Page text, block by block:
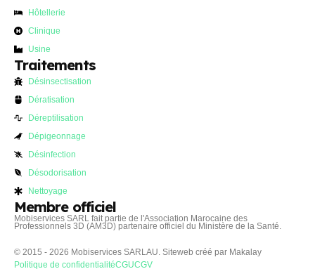
Hôtellerie
Clinique
Usine
Traitements
Désinsectisation
Dératisation
Déreptilisation
Dépigeonnage
Désinfection
Désodorisation
Nettoyage
Membre officiel
Mobiservices SARL fait partie de l'Association Marocaine des
Professionnels 3D (AM3D) partenaire officiel du Ministère de la Santé.
© 2015 - 2026 Mobiservices SARLAU. Siteweb créé par Makalay
Politique de confidentialitéCGUCGV